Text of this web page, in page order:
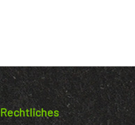
Rechtliches